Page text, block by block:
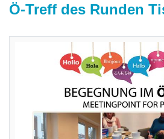
Ö-Treff des Runden